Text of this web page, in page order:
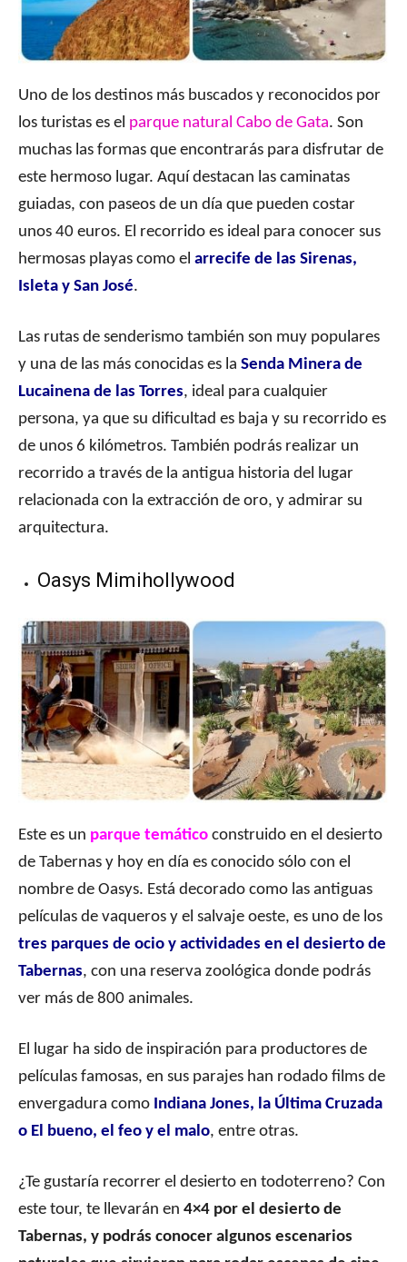
Uno de los destinos más buscados y reconocidos por
los turistas es el parque natural Cabo de Gata. Son
muchas las formas que encontrarás para disfrutar de
este hermoso lugar. Aquí destacan las caminatas
guiadas, con paseos de un día que pueden costar
unos 40 euros. El recorrido es ideal para conocer sus
hermosas playas como el arrecife de las Sirenas,
Isleta y San José.
Las rutas de senderismo también son muy populares
y una de las más conocidas es la Senda Minera de
Lucainena de las Torres, ideal para cualquier
persona, ya que su dificultad es baja y su recorrido es
de unos 6 kilómetros. También podrás realizar un
recorrido a través de la antigua historia del lugar
relacionada con la extracción de oro, y admirar su
arquitectura.
Oasys Mimihollywood
Este es un parque temático construido en el desierto
de Tabernas y hoy en día es conocido sólo con el
nombre de Oasys. Está decorado como las antiguas
películas de vaqueros y el salvaje oeste, es uno de los
tres parques de ocio y actividades en el desierto de
Tabernas, con una reserva zoológica donde podrás
ver más de 800 animales.
El lugar ha sido de inspiración para productores de
películas famosas, en sus parajes han rodado films de
envergadura como Indiana Jones, la Última Cruzada
o El bueno, el feo y el malo, entre otras.
¿Te gustaría recorrer el desierto en todoterreno? Con
este tour, te llevarán en 4×4 por el desierto de
Tabernas, y podrás conocer algunos escenarios